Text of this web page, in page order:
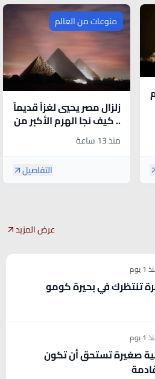
منوعات من العالم
زلزال مصر يحيي لغزاً قديماً
.. كيف نجا الهرم الأكبر من
أقوى الهزات؟منذ 13 ساعة
التفاصيل
عرض المزيد
يوم
تنتظرك في بحيرة كومو
يوم
صغيرة تستحق أن تكون